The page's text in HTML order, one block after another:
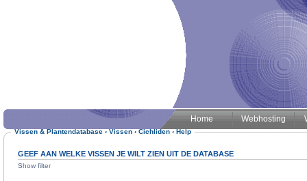
Home Webhosting
Vissen & Plantendatabase ‹ Vissen ‹ Cichliden ‹ Help
GEEF AAN WELKE VISSEN JE WILT ZIEN UIT DE DATABASE
Show filter